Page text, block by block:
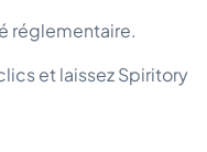
réglementaire.
et laissez Spiritory